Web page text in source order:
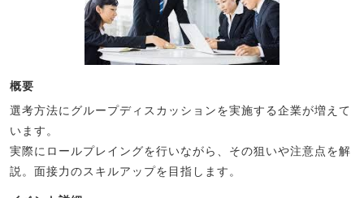
概要
選考方法にグループディスカッションを実施する企業が増えて
います。
実際にロールプレイングを行いながら、その狙いや注意点を解
説。面接力のスキルアップを目指します。